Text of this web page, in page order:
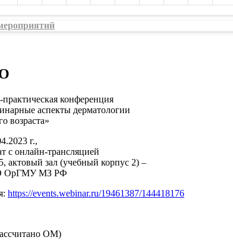
конференция
аспекты дерматологии
возраста»
г.,
с онлайн-трансляцией
актовый зал (учебный корпус 2) –
ОрГМУ МЗ РФ
https://events.webinar.ru/19461387/144418176
ОМ)